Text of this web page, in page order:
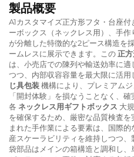
製品概要
A1カスタマイズ正方形フタ・台座
ーボックス（ネックレス用）、手
が分離した特徴的な2ピース構造を
ームレスに展示できます。この正
は、小売店での陳列や輸送効率に
つつ、内部収容容量を最大限に活用
じ具包装機構により、プレミアム
「開封体験」を損なうことなく、
各 ネックレス用ギフトボックス 大
を確保するため、厳密な品質検査
まれた手作業による要素は、国際
産スケーラビリティを維持しつつ
袋部品はメインの箱構造と調和し